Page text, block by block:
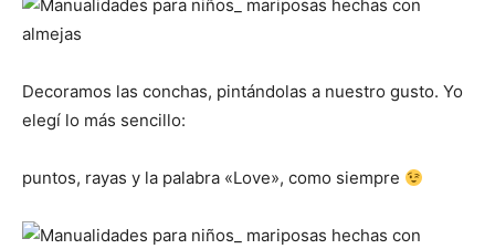
Decoramos las conchas, pintándolas a nuestro gusto. Yo
elegí lo más sencillo:
puntos, rayas y la palabra «Love», como siempre